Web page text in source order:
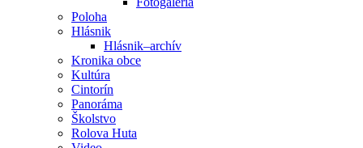
Poloha
Hlásnik
Hlásnik–archív
Kronika obce
Kultúra
Cintorín
Panoráma
Školstvo
Rolova Huta